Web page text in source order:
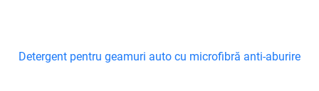
Detergent pentru geamuri auto cu microfibră anti-aburire